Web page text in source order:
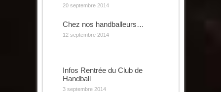
20 septembre 2014
Chez nos handballeurs…
12 septembre 2014
Infos Rentrée du Club de
Handball
3 septembre 2014